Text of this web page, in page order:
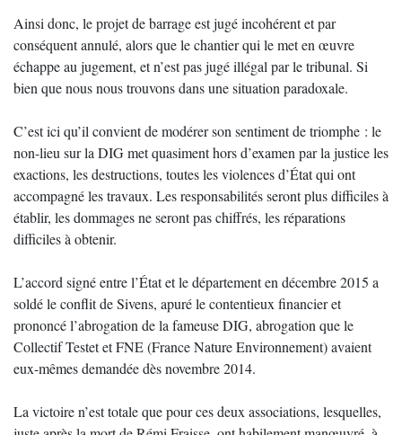
Ainsi donc, le projet de barrage est jugé incohérent et par
conséquent annulé, alors que le chantier qui le met en œuvre
échappe au jugement, et n’est pas jugé illégal par le tribunal. Si
bien que nous nous trouvons dans une situation paradoxale.
C’est ici qu’il convient de modérer son sentiment de triomphe : le
non-lieu sur la DIG met quasiment hors d’examen par la justice les
exactions, les destructions, toutes les violences d’État qui ont
accompagné les travaux. Les responsabilités seront plus difficiles à
établir, les dommages ne seront pas chiffrés, les réparations
difficiles à obtenir.
L’accord signé entre l’État et le département en décembre 2015 a
soldé le conflit de Sivens, apuré le contentieux financier et
prononcé l’abrogation de la fameuse DIG, abrogation que le
Collectif Testet et FNE (France Nature Environnement) avaient
eux-mêmes demandée dès novembre 2014.
La victoire n’est totale que pour ces deux associations, lesquelles,